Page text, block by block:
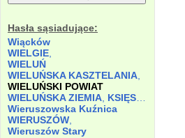
Hasła sąsiadujące:
Wiącków
WIELGIE
WIELUŃ
WIELUŃSKA KASZTELANIA
WIELUŃSKI POWIAT
WIELUŃSKA ZIEMIA KSIĘSTWO
Wieruszowska Kuźnica
WIERUSZÓW
Wieruszów Stary